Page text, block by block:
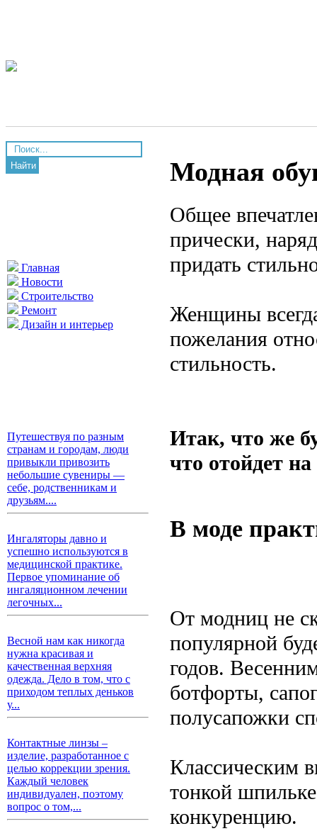
Найти
Главная
Новости
Строительство
Ремонт
Дизайн и интерьер
Путешествуя по разным
странам и городам, люди
привыкли привозить
небольшие сувениры —
себе, родственникам и
друзьям....
Ингаляторы давно и
успешно используются в
медицинской практике.
Первое упоминание об
ингаляционном лечении
легочных...
Весной нам как никогда
нужна красивая и
качественная верхняя
одежда. Дело в том, что с
приходом теплых деньков
у...
Контактные линзы –
изделие, разработанное с
целью коррекции зрения.
Каждый человек
индивидуален, поэтому
вопрос о том,...
Модная
Общее
прически,
придать
Женщины
пожелания
стильность.
Итак, что же
что отойдет
В моде
От модниц не
популярной
годов.
ботфорты,
полусапожки
Классическим
тонкой
конкуренцию.